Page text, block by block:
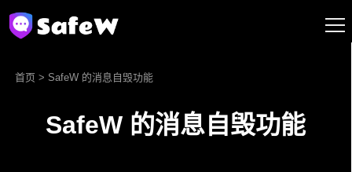
首页 > SafeW 的消息自毁功能
SafeW 的消息自毁功能